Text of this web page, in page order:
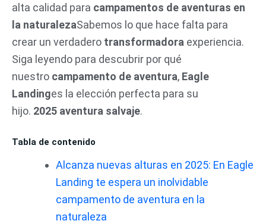
alta calidad para campamentos de aventuras en
la naturalezaSabemos lo que hace falta para
crear un verdadero transformadora experiencia.
Siga leyendo para descubrir por qué
nuestro campamento de aventura, Eagle
Landinges la elección perfecta para su
hijo. 2025 aventura salvaje.
Tabla de contenido
Alcanza nuevas alturas en 2025: En Eagle
Landing te espera un inolvidable
campamento de aventura en la
naturaleza